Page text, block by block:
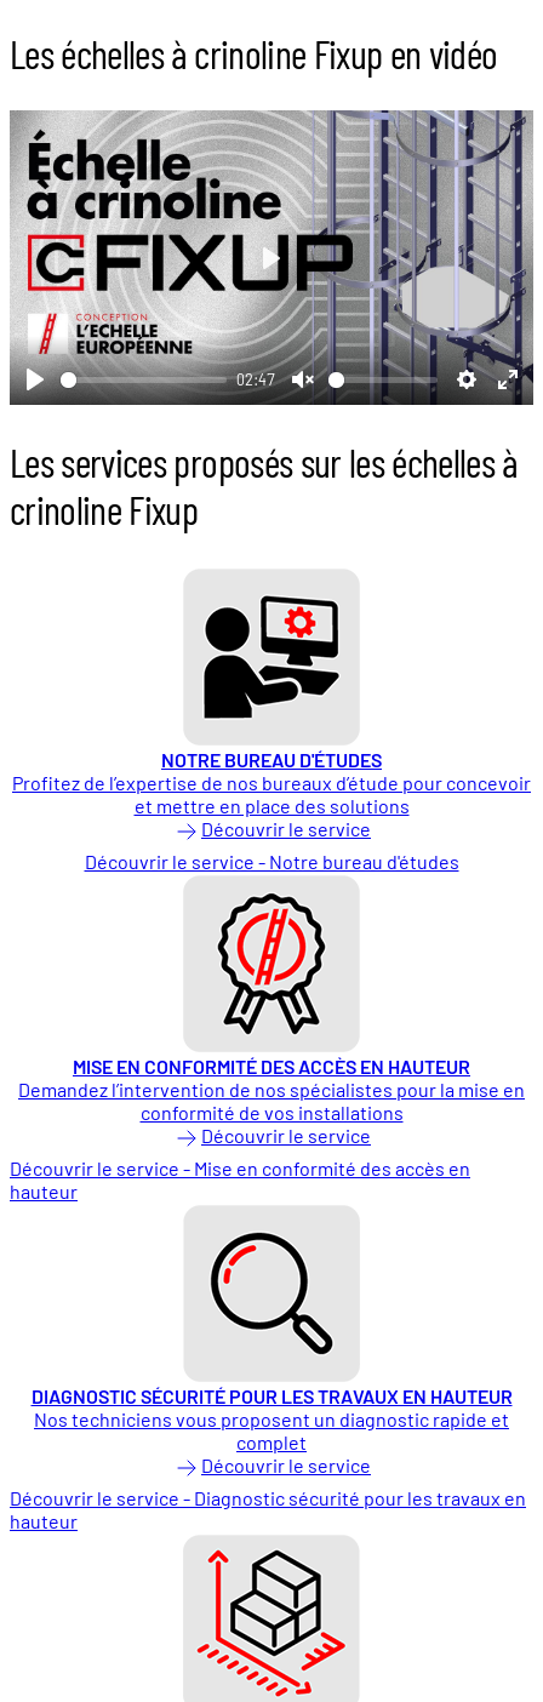
Les échelles à crinoline Fixup en vidéo
Play
02:47
Unmute Settings
Play
Les services proposés sur les échelles à
crinoline Fixup
NOTRE BUREAU D'ÉTUDES
Profitez de l’expertise de nos bureaux d’étude pour concevoir
et mettre en place des solutions
Découvrir le service
Découvrir le service - Notre bureau d'études
MISE EN CONFORMITÉ DES ACCÈS EN HAUTEUR
Demandez l’intervention de nos spécialistes pour la mise en
conformité de vos installations
Découvrir le service
Découvrir le service - Mise en conformité des accès en
hauteur
DIAGNOSTIC SÉCURITÉ POUR LES TRAVAUX EN HAUTEUR
Nos techniciens vous proposent un diagnostic rapide et
complet
Découvrir le service
Découvrir le service - Diagnostic sécurité pour les travaux en
hauteur